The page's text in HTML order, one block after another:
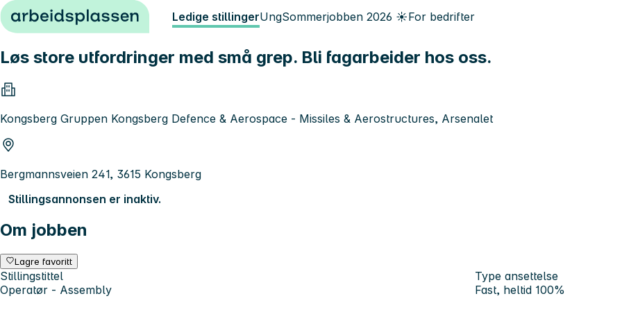
Hopp til innhold Ledige stillingerUngSommerjobben 2026 ☀️For bedrifter
Løs store utfordringer med små grep. Bli fagarbeider hos oss.
Kongsberg Gruppen Kongsberg Defence & Aerospace - Missiles & Aerostructures, Arsenalet
Bergmannsveien 241, 3615 Kongsberg
Stillingsannonsen er inaktiv.
Om jobben
Lagre favoritt
Stillingstittel
Operatør - Assembly
Type ansettelse
Fast, heltid 100%